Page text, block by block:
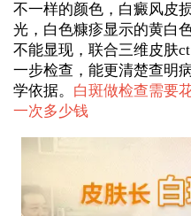
不一样的颜色，白癜风皮
光，白色糠疹显示的黄白
不能显现，联合三维皮肤
一步检查，能更清楚查明
学依据。 白斑做检查需要
一次多少钱